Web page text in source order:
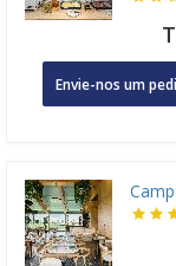
Envie-nos um